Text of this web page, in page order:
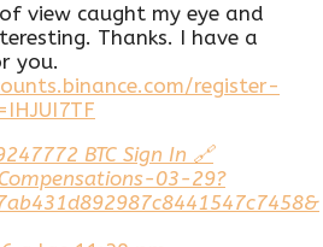
view caught my eye and
Thanks. I have a
you.
register-
BTC Sign In 🔗
03-29?